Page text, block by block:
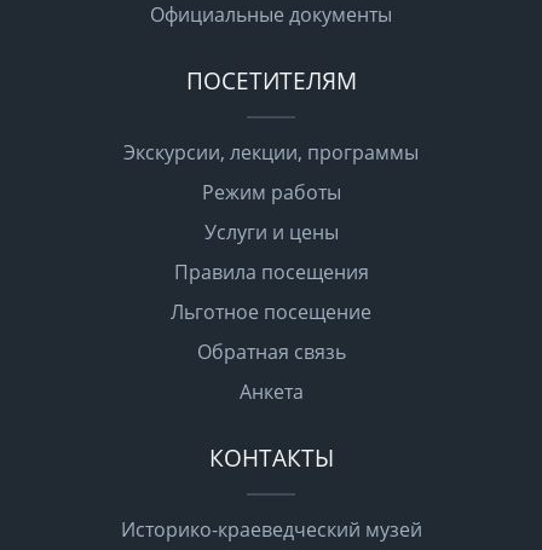
Официальные документы
ПОСЕТИТЕЛЯМ
Экскурсии, лекции, программы
Режим работы
Услуги и цены
Правила посещения
Льготное посещение
Обратная связь
Анкета
КОНТАКТЫ
Историко-краеведческий музей